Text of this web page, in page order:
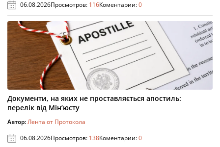
06.08.2026Просмотров: 116Коментарии:0
Документи, на яких не проставляється апостиль:
перелік від Мін’юсту
Автор:Лента от Протокола
06.08.2026Просмотров: 138Коментарии:0